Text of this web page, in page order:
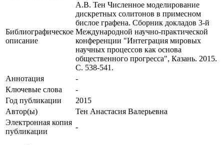
Библиографическое
описание
А.В. Тен Численное моделирование
дискретных солитонов в примесном
бислое графена. Сборник докладов 3-й
Международной научно-практической
конференции "Интеграция мировых
научных процессов как основа
общественного прогресса", Казань. 2015.
С. 538-541.
Аннотация
-
Ключевые cлова
-
Год публикации
2015
Автор(ы)
Тен Анастасия Валерьевна
Электронная копия
публикации
-